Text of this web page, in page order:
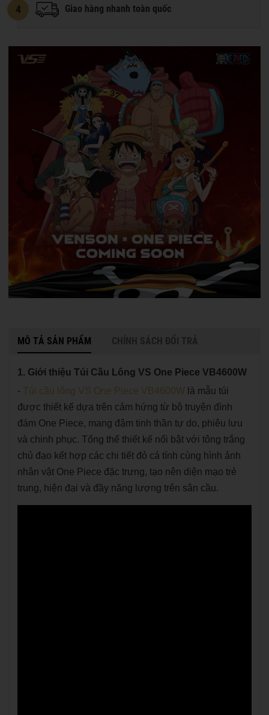
4 Giao hàng nhanh toàn quốc
MÔ TẢ SẢN PHẨM CHÍNH SÁCH ĐỔI TRẢ
1. Giới thiệu Túi Cầu Lông VS One Piece VB4600W
- Túi cầu lông VS One Piece VB4600W là mẫu túi
được thiết kế dựa trên cảm hứng từ bộ truyện đình
đám One Piece, mang đậm tinh thần tự do, phiêu lưu
và chinh phục. Tổng thể thiết kế nổi bật với tông trắng
chủ đạo kết hợp các chi tiết đỏ cá tính cùng hình ảnh
nhân vật One Piece đặc trưng, tạo nên diện mạo trẻ
trung, hiện đại và đầy năng lượng trên sân cầu.